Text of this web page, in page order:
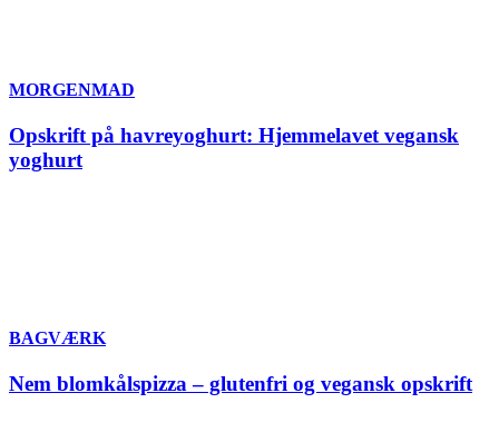
MORGENMAD
Opskrift på havreyoghurt: Hjemmelavet vegansk
yoghurt
BAGVÆRK
Nem blomkålspizza – glutenfri og vegansk opskrift